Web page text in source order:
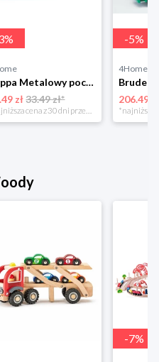
%
Rappa Metalowy pociąg regionalny RegioJet, 17 cm
zł 33.49 zł*
*najniższa cena z 30 dni przed obniżką
-5%
4Home
206.49 zł
-7%